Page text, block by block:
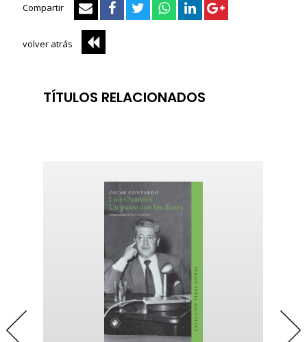
Compartir
volver atrás
TÍTULOS RELACIONADOS